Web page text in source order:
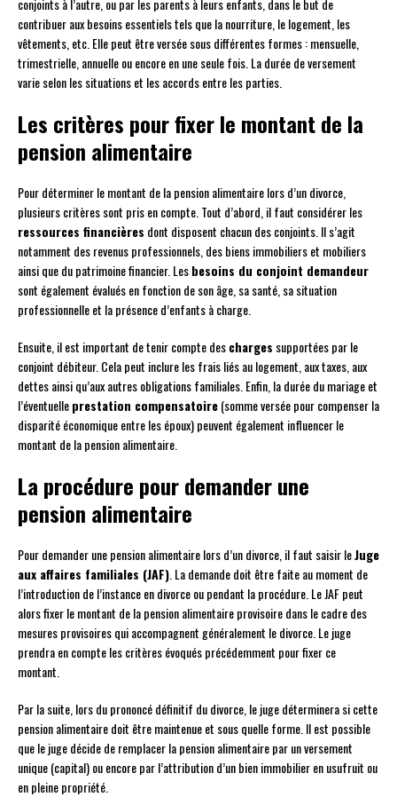
contribuer aux besoins essentiels tels que la nourriture, le logement, les
vêtements, etc. Elle peut être versée sous différentes formes : mensuelle,
trimestrielle, annuelle ou encore en une seule fois. La durée de versement
varie selon les situations et les accords entre les parties.
Les critères pour fixer le montant de la
pension alimentaire
Pour déterminer le montant de la pension alimentaire lors d’un divorce,
plusieurs critères sont pris en compte. Tout d’abord, il faut considérer les
ressources financières dont disposent chacun des conjoints. Il s’agit
notamment des revenus professionnels, des biens immobiliers et mobiliers
ainsi que du patrimoine financier. Lesbesoins du conjoint demandeur
sont également évalués en fonction de son âge, sa santé, sa situation
professionnelle et la présence d’enfants à charge.
Ensuite, il est important de tenir compte descharges supportées par le
conjoint débiteur. Cela peut inclure les frais liés au logement, aux taxes, aux
dettes ainsi qu’aux autres obligations familiales. Enfin, la durée du mariage et
l’éventuelleprestation compensatoire(somme versée pour compenser la
disparité économique entre les époux) peuvent également influencer le
montant de la pension alimentaire.
La procédure pour demander une
pension alimentaire
Pour demander une pension alimentaire lors d’un divorce, il faut saisir leJuge
aux affaires familiales (JAF) . La demande doit être faite au moment de
l’introduction de l’instance en divorce ou pendant la procédure. Le JAF peut
alors fixer le montant de la pension alimentaire provisoire dans le cadre des
mesures provisoires qui accompagnent généralement le divorce. Le juge
prendra en compte les critères évoqués précédemment pour fixer ce
montant.
Par la suite, lors du prononcé définitif du divorce, le juge déterminera si cette
pension alimentaire doit être maintenue et sous quelle forme. Il est possible
que le juge décide de remplacer la pension alimentaire par un versement
unique (capital) ou encore par l’attribution d’un bien immobilier en usufruit ou
en pleine propriété.